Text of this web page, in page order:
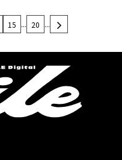
15 ... 20 ...